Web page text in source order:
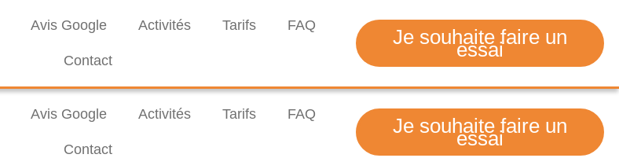
Avis Google Activités Tarifs FAQ
Contact
Je souhaite faire un
essai
Avis Google Activités Tarifs FAQ
Contact
Je souhaite faire un
essai